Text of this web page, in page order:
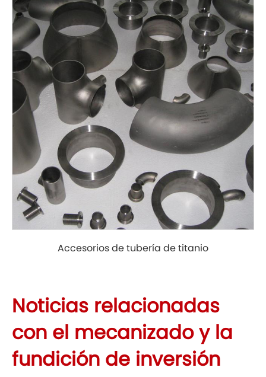
Accesorios de tubería de titanio
Noticias relacionadas
con el mecanizado y la
fundición de inversión